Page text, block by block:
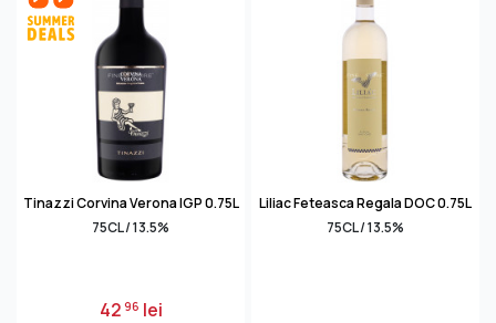
Tinazzi Corvina Verona IGP 0.75L
75CL / 13.5%
4296 lei
Liliac Feteasca Regala DOC 0.75L
75CL / 13.5%